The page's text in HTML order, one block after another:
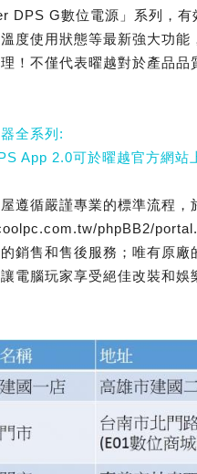
DPS G數位電源」系列，
度使用狀態等最新強大功
！不僅代表曜越對於產品
全系列:
App 2.0可於曜越官方網站
遵循嚴謹專業的標準流程
phpBB2/
銷售和售後服務；唯有原
電腦玩家享受絕佳改裝和娛